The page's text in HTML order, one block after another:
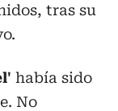
tras su
había sido
No